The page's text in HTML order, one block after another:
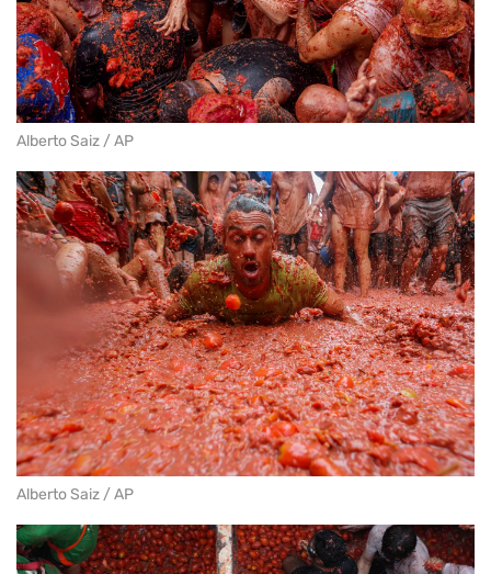
Alberto Saiz / AP
Alberto Saiz / AP